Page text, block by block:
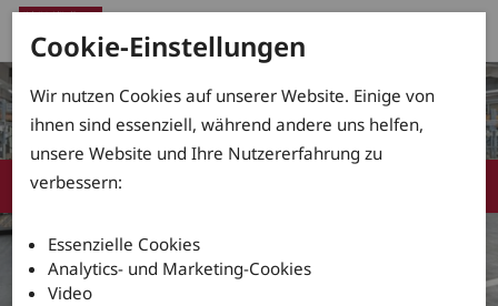
Cookie-Einstellungen
Wir nutzen Cookies auf unserer Website. Einige von
ihnen sind essenziell, während andere uns helfen,
unsere Website und Ihre Nutzererfahrung zu
verbessern:
Essenzielle Cookies
Analytics- und Marketing-Cookies
Video